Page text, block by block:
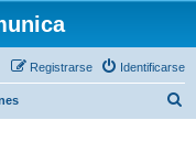
Identificarse
Registrarse